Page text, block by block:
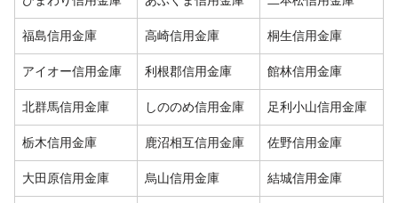
福島信用金庫 高崎信用金庫 桐生信用金庫
アイオー信用金庫 利根郡信用金庫 館林信用金庫
北群馬信用金庫 しののめ信用金庫 足利小山信用金庫
栃木信用金庫 鹿沼相互信用金庫 佐野信用金庫
大田原信用金庫 烏山信用金庫 結城信用金庫